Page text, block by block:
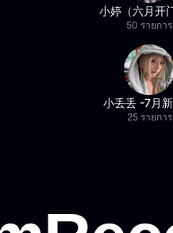
小婷（六月开
50 รายการ
小丢丢 -7月
25 รายการ